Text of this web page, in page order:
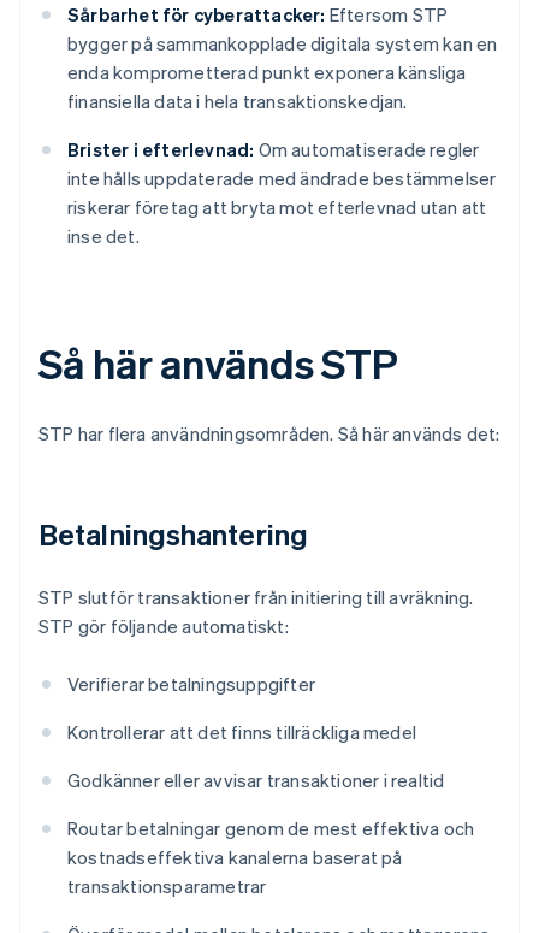
Sårbarhet för cyberattacker: Eftersom STP
bygger på sammankopplade digitala system kan en
enda komprometterad punkt exponera känsliga
finansiella data i hela transaktionskedjan.
Brister i efterlevnad: Om automatiserade regler
inte hålls uppdaterade med ändrade bestämmelser
riskerar företag att bryta mot efterlevnad utan att
inse det.
Så här används STP
STP har flera användningsområden. Så här används det:
Betalningshantering
STP slutför transaktioner från initiering till avräkning.
STP gör följande automatiskt:
Verifierar betalningsuppgifter
Kontrollerar att det finns tillräckliga medel
Godkänner eller avvisar transaktioner i realtid
Routar betalningar genom de mest effektiva och
kostnadseffektiva kanalerna baserat på
transaktionsparametrar